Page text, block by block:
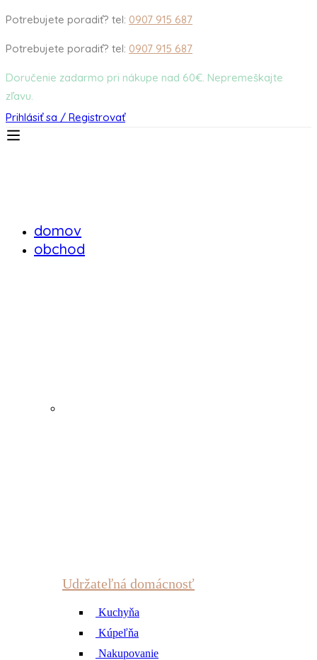
Potrebujete poradiť? tel: 0907 915 687
Potrebujete poradiť? tel: 0907 915 687
Doručenie zadarmo pri nákupe nad 60€. Nepremeškajte
zľavu.
Prihlásiť sa / Registrovať
domov
obchod
Udržateľná domácnosť
Kuchyňa
Kúpeľňa
Nakupovanie